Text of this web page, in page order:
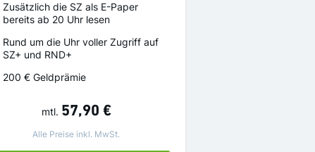
Zusätzlich die SZ als E-Paper
bereits ab 20 Uhr lesen
Rund um die Uhr voller Zugriff auf
SZ+ und RND+
200 € Geldprämie
mtl. 57,90 €
Alle Preise inkl. MwSt.